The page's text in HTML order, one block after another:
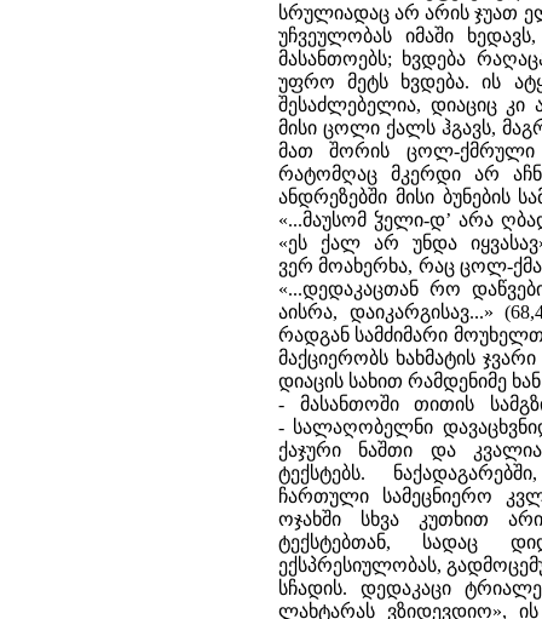
სრულიადაც არ არის ჯუათ
უჩვეულობას იმაში
მასანთოებს; ხვდება
უფრო მეტს ხვდება. ის
შესაძლებელია, დიაციც კი
მისი ცოლი ქალს ჰგავს,
მათ შორის ცოლ-
რატომღაც მკერდი არ
ანდრეზებში მისი ბუნების
«...მაუსომ ჴელი-დ’ არა
«ეს ქალ არ უნდა
ვერ მოახერხა, რაც ცოლ-
«...დედაკაცთან რო
აისრა, დაიკარგისავ...»
რადგან სამძიმარი
მაქციერობს ხახმატის
დიაცის სახით რამდენიმე
- მასანთოში თითის
- სალაღობელნი
ქაჯური ნაშთი და
ტექსტებს.
ჩართული სამეცნიერო
ოჯახში სხვა კუთხით
ტექსტებთან, სადაც
ექსპრესიულობას,
სჩადის. დედაკაცი
ლახტარას ვზიდევდიო»,